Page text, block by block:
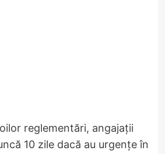
reglementări, angajații
10 zile dacă au urgențe în